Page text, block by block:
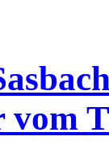
vom